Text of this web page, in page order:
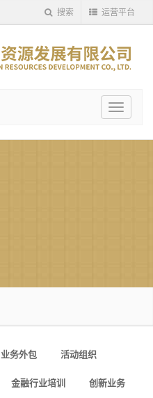
搜索 运营平台
Toggle
业务外包 活动组织
金融行业培训 创新业务